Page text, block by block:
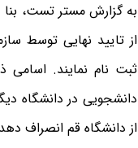
به گزارش مستر تست، بنا
ثبت نام نمایند.
دانشجویی در دانشگاه
از دانشگاه قم انصراف